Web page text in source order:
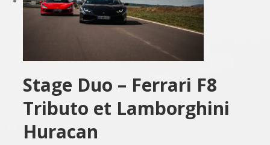
Stage Duo – Ferrari F8
Tributo et Lamborghini
Huracan